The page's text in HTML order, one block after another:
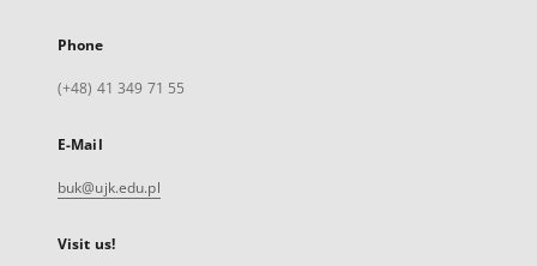
Phone
(+48) 41 349 71 55
E-Mail
buk@ujk.edu.pl
Visit us!